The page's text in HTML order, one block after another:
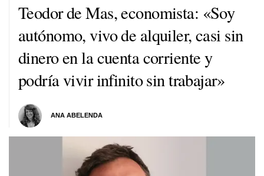
Teodor de Mas, economista: «Soy
autónomo, vivo de alquiler, casi sin
dinero en la cuenta corriente y
podría vivir infinito sin trabajar»
ANA ABELENDA